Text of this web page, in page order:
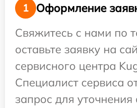
1
Оформление
Свяжитесь с нами по
оставьте заявку на
сервисного центра
Специалист сервиса
запрос для уточнения